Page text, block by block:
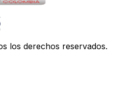
los derechos reservados.